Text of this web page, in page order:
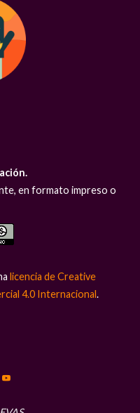
en formato impreso o
licencia de Creative
4.0 Internacional.